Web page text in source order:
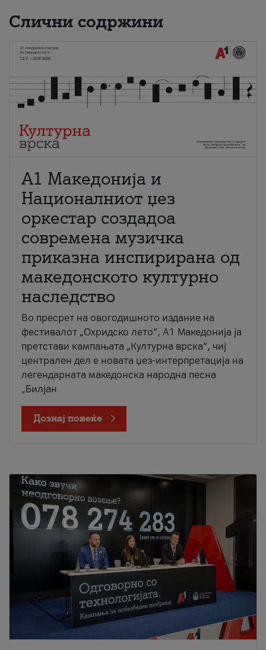
Слични содржини
А1 Македонија и
Националниот џез
оркестар создадоа
современа музичка
приказна инспирирана од
македонското културно
наследство
Во пресрет на овогодишното издание на
фестивалот „Охридско лето“, А1 Македонија ја
претстави кампањата „Културна врска“, чиј
централен дел е новата џез-интерпретација на
легендарната македонска народна песна
„Билјан
Дознај повеќе